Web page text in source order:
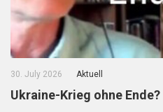
30. July 2026 Aktuell
Ukraine-Krieg ohne Ende?